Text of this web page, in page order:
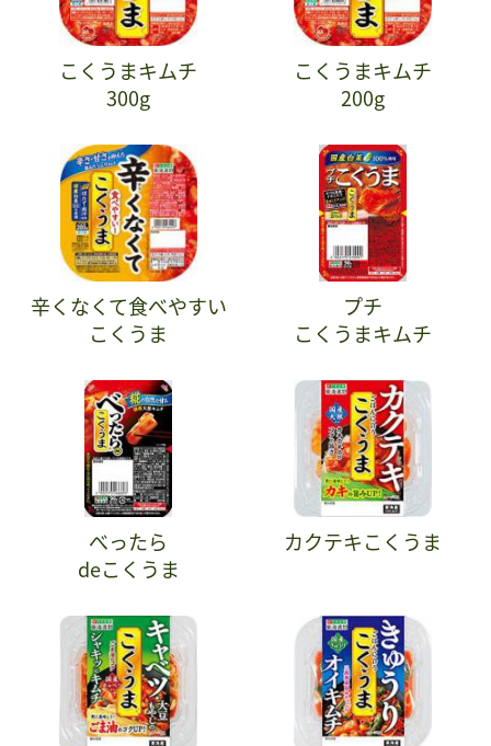
こくうまキムチ
300g
こくうまキムチ
200g
辛くなくて食べやすい
こくうま
プチ
こくうまキムチ
べったら
deこくうま
カクテキこくうま